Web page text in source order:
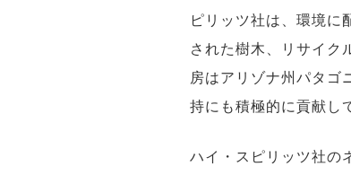
ピリッツ社は、環境に
された樹木、リサイク
房はアリゾナ州パタゴ
持にも積極的に貢献し
ハイ・スピリッツ社の